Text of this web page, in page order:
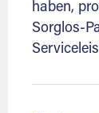
haben,
Sorglos-